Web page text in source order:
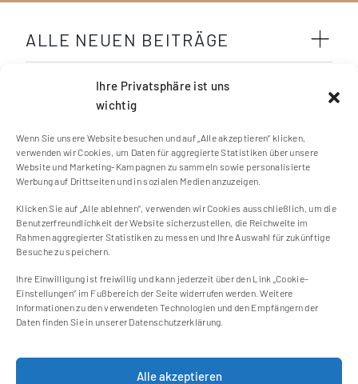
Ihre Privatsphäre ist uns
wichtig
Wenn Sie unsere Website besuchen und auf „Alle akzeptieren“ klicken,
verwenden wir Cookies, um Daten für aggregierte Statistiken über unsere
Website und Marketing-Kampagnen zu sammeln sowie personalisierte
Werbung auf Drittseiten und in sozialen Medien anzuzeigen.
Klicken Sie auf „Alle ablehnen“, verwenden wir Cookies ausschließlich, um die
Benutzerfreundlichkeit der Website sicherzustellen, die Reichweite im
Rahmen aggregierter Statistiken zu messen und Ihre Auswahl für zukünftige
Besuche zu speichern.
Ihre Einwilligung ist freiwillig und kann jederzeit über den Link „Cookie-
Einstellungen“ im Fußbereich der Seite widerrufen werden. Weitere
Informationen zu den verwendeten Technologien und den Empfängern der
Daten finden Sie in unserer Datenschutzerklärung.
Alle akzeptieren
ALLE NEUEN BEITRÄGE
SCHLAGWÖRTER
Kontakt
Impressum
Cookie Einstellungen
Datenschutzerklärung
Cookie-Richtlinie (EU)
Newsletter